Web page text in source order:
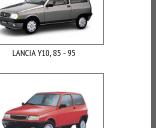
LANCIA Y10, 85 - 95